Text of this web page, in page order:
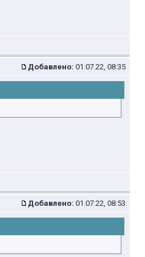
Добавлено: 01.07.22, 08:35
Добавлено: 01.07.22, 08:53